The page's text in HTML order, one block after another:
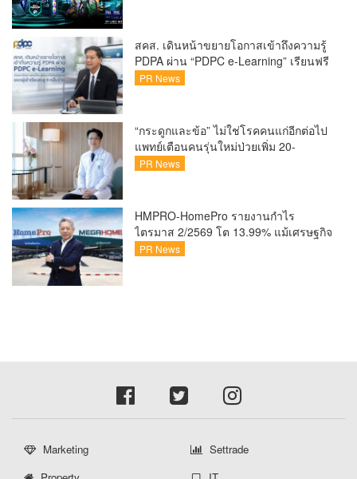
สุดพิเศษตลอดทัวร์นาเมนต์
สคส. เดินหน้าขยายโอกาสเข้าถึงความรู้
PDPA ผ่าน “PDPC e-Learning” เรียนฟรี
ทุกที่ ทุกเวลา พร้อมประกาศนียบัตร ต่อย
แล้ว
PR News
“กระดูกและข้อ” ไม่ใช่โรคคนแก่อีกต่อไป
แพทย์เตือนคนรุ่นใหม่ป่วยเพิ่ม 20-
30% เสี่ยง ‘ข้อเข่าเสื่อมก่อนวัย’ จาก
PR News
HMPRO-HomePro รายงานกำไร
ไตรมาส 2/2569 โต 13.99% แม้เศรษฐกิจ
ผันผวนเดินหน้าขยายสาขา เสริมพอร์ต
PR News
Marketing
Settrade